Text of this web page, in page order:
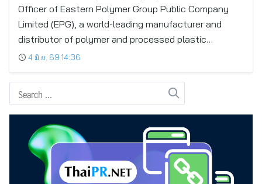
Officer of Eastern Polymer Group Public Company
Limited (EPG), a world-leading manufacturer and
distributor of polymer and processed plastic…
4 มิ.ย. 69 14:36